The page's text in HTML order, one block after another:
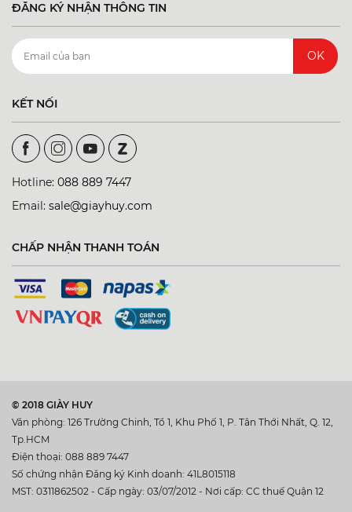
ĐĂNG KÝ NHẬN THÔNG TIN
OK
KẾT NỐI
Hotline: 088 889 7447
Email: sale@giayhuy.com
CHẤP NHẬN THANH TOÁN
© 2018 GIÀY HUY
Văn phòng: 126 Trường Chinh, Tổ 1, Khu Phố 1, P. Tân Thới Nhất, Q. 12,
Tp.HCM
Điện thoại: 088 889 7447
Số chứng nhận Đăng ký Kinh doanh: 41L8015118
MST: 0311862502 - Cấp ngày: 03/07/2012 - Nơi cấp: CC thuế Quận 12